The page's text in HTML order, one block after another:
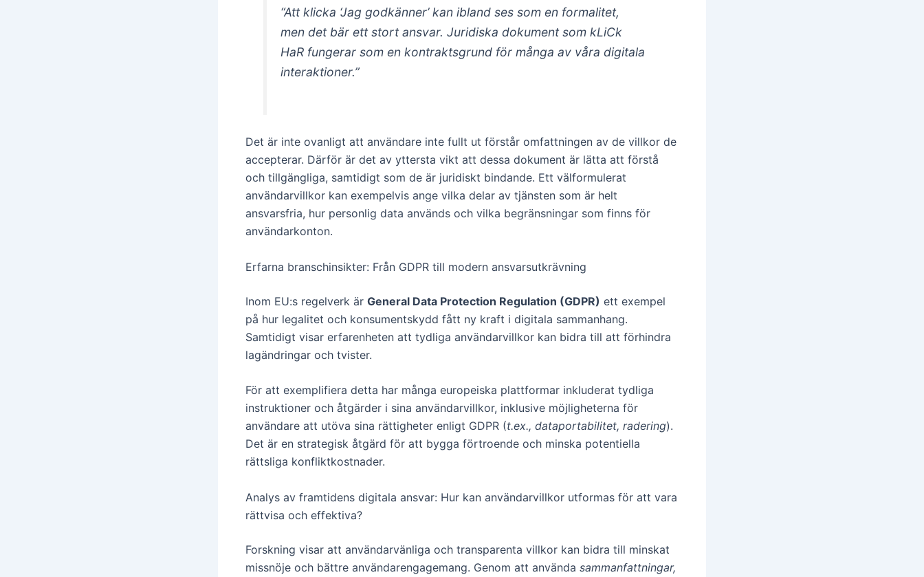
“Att klicka ‘Jag godkänner’ kan ibland ses som en formalitet,
men det bär ett stort ansvar. Juridiska dokument som kLiCk
HaR fungerar som en kontraktsgrund för många av våra digitala
interaktioner.”
Det är inte ovanligt att användare inte fullt ut förstår omfattningen av de villkor de
accepterar. Därför är det av yttersta vikt att dessa dokument är lätta att förstå
och tillgängliga, samtidigt som de är juridiskt bindande. Ett välformulerat
användarvillkor kan exempelvis ange vilka delar av tjänsten som är helt
ansvarsfria, hur personlig data används och vilka begränsningar som finns för
användarkonton.
Erfarna branschinsikter: Från GDPR till modern ansvarsutkrävning
Inom EU:s regelverk är General Data Protection Regulation (GDPR) ett exempel
på hur legalitet och konsumentskydd fått ny kraft i digitala sammanhang.
Samtidigt visar erfarenheten att tydliga användarvillkor kan bidra till att förhindra
lagändringar och tvister.
För att exemplifiera detta har många europeiska plattformar inkluderat tydliga
instruktioner och åtgärder i sina användarvillkor, inklusive möjligheterna för
användare att utöva sina rättigheter enligt GDPR (t.ex., dataportabilitet, radering).
Det är en strategisk åtgärd för att bygga förtroende och minska potentiella
rättsliga konfliktkostnader.
Analys av framtidens digitala ansvar: Hur kan användarvillkor utformas för att vara
rättvisa och effektiva?
Forskning visar att användarvänliga och transparenta villkor kan bidra till minskat
missnöje och bättre användarengagemang. Genom att använda sammanfattningar,